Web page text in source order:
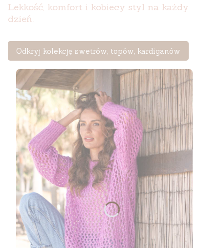
Lekkość, komfort i kobiecy styl na każdy
dzień.
Odkryj kolekcję swetrów, topów, kardiganów